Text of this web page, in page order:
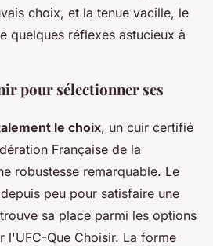
choix, et la tenue vacille, le
quelques réflexes astucieux à
pour sélectionner ses
le choix, un cuir certifié
Française de la
robustesse remarquable. Le
peu pour satisfaire une
sa place parmi les options
l'UFC-Que Choisir. La forme